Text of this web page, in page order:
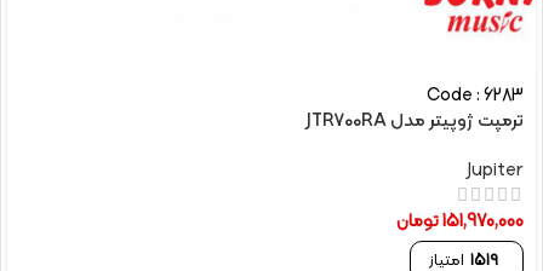
Code : 6283
ترمپت ژوپیتر مدل JTR700RA
Jupiter
151,970,000تومان
1519 امتیاز